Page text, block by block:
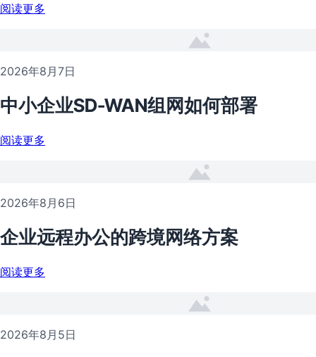
阅读更多
2026年8月7日
中小企业SD-WAN组网如何部署
阅读更多
2026年8月6日
企业远程办公的跨境网络方案
阅读更多
2026年8月5日